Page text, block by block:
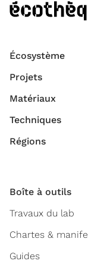
Écosystème
Projets
Matériaux
Techniques
Régions
Boîte à outils
Travaux du lab
Chartes &
Guides